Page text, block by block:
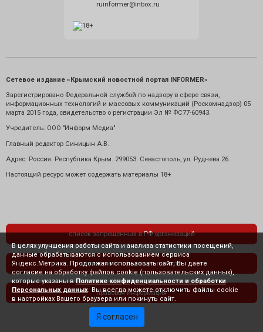
ruinformer@inbox.ru
Сетевое издание «Крымский новостной портал INFORMER»
Зарегистрировано Федеральной службой по надзору в сфере связи,
информационных технологий и массовых коммуникаций (Роскомнадзор) 05
марта 2015 года, свидетельство о регистрации Эл № ФС77-60943.
Учредитель: ООО "Информ Медиа"
Главный редактор Синицын А.В.
Адрес: Россия. Республика Крым. 299053. Севастополь, ул. Руднева 26.
Настоящий ресурс может содержать материалы 18+
список запрещенных в РФ организаций
политика конфиденциальности
правовая информация
В целях улучшения работы сайта и анализа статистики посещений,
данные обрабатываются с использованием сервиса
Яндекс.Метрика. Продолжая использовать сайт, Вы даете
согласие на обработку файлов cookie (пользовательских данных),
которые указаны в Политике конфиденциальности и обработки
Персональных данных . Вы всегда можете отключить файлы cookie
в настройках Вашего браузера или покинуть сайт.
Я согласен